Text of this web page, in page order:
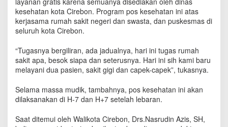
r
S
e
l
m
a
M
s
i
M
u
kesehatan kota Cirebon. Program pos kesehatan ini atas
kerjasama rumah sakit negeri dan swasta, dan puskesmas di
seluruh kota Cirebon.
“Tugasnya bergiliran, ada jadualnya, hari ini tugas rumah
sakit apa, besok siapa dan seterusnya. Hari ini sih kami baru
melayani dua pasien, sakit gigi dan capek-capek”, tukasnya.
Selama massa mudik, tambahnya, pos kesehatan ini akan
dilaksanakan di H-7 dan H+7 setelah lebaran.
Saat ditemui oleh Walikota Cirebon, Drs.Nasrudin Azis, SH,